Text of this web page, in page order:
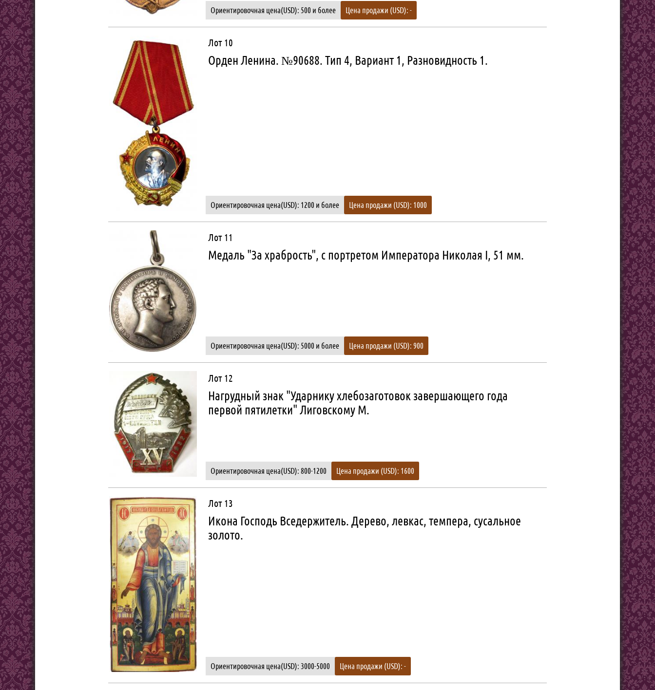
Ориентировочная цена(USD): 500 и более Цена продажи (USD): -
Лот 10
Орден Ленина. №90688. Тип 4, Вариант 1, Разновидность 1.
Ориентировочная цена(USD): 1200 и более Цена продажи (USD): 1000
Лот 11
Медаль "За храбрость", с портретом Императора Николая I, 51 мм.
Ориентировочная цена(USD): 5000 и более Цена продажи (USD): 900
Лот 12
Нагрудный знак "Ударнику хлебозаготовок завершающего года
первой пятилетки" Лиговскому М.
Ориентировочная цена(USD): 800-1200 Цена продажи (USD): 1600
Лот 13
Икона Господь Вседержитель. Дерево, левкас, темпера, сусальное
золото.
Ориентировочная цена(USD): 3000-5000 Цена продажи (USD): -